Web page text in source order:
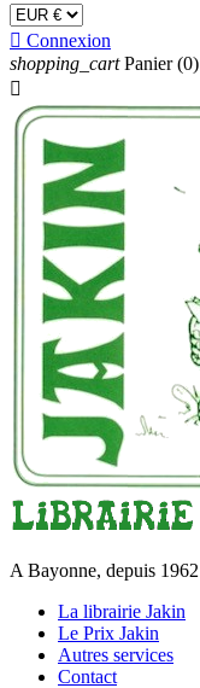
 Connexion
shopping_cart Panier (0)

A Bayonne, depuis 1962
La librairie Jakin
Le Prix Jakin
Autres services
Contact